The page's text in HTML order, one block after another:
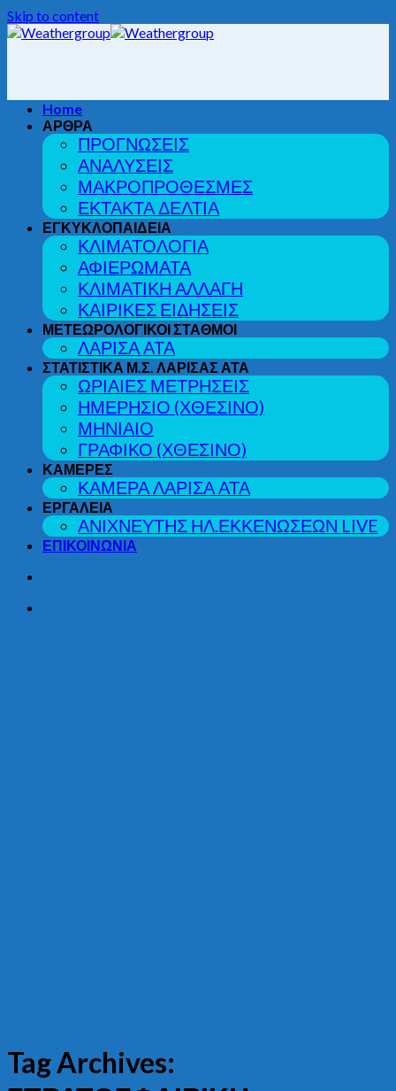
Skip to content
Home
ΑΡΘΡΑ
ΠΡΟΓΝΩΣΕΙΣ
ΑΝΑΛΥΣΕΙΣ
ΜΑΚΡΟΠΡΟΘΕΣΜΕΣ
ΕΚΤΑΚΤΑ ΔΕΛΤΙΑ
ΕΓΚΥΚΛΟΠΑΙΔΕΙΑ
ΚΛΙΜΑΤΟΛΟΓΙΑ
ΑΦΙΕΡΩΜΑΤΑ
ΚΛΙΜΑΤΙΚΗ ΑΛΛΑΓΗ
ΚΑΙΡΙΚΕΣ ΕΙΔΗΣΕΙΣ
ΜΕΤΕΩΡΟΛΟΓΙΚΟΙ ΣΤΑΘΜΟΙ
ΛΑΡΙΣΑ ΑΤΑ
ΣΤΑΤΙΣΤΙΚΑ Μ.Σ. ΛΑΡΙΣΑΣ ΑΤΑ
ΩΡΙΑΙΕΣ ΜΕΤΡΗΣΕΙΣ
ΗΜΕΡΗΣΙΟ (ΧΘΕΣΙΝΟ)
ΜΗΝΙΑΙΟ
ΓΡΑΦΙΚΟ (ΧΘΕΣΙΝΟ)
ΚΑΜΕΡΕΣ
ΚΑΜΕΡΑ ΛΑΡΙΣΑ ΑΤΑ
ΕΡΓΑΛΕΙΑ
ΑΝΙΧΝΕΥΤΗΣ ΗΛ.ΕΚΚΕΝΩΣΕΩΝ LIVE
ΕΠΙΚΟΙΝΩΝΙΑ
Tag Archives: